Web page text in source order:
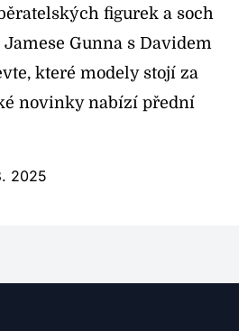
figurek a soch
Gunna s Davidem
které modely stojí za
novinky nabízí přední
2025